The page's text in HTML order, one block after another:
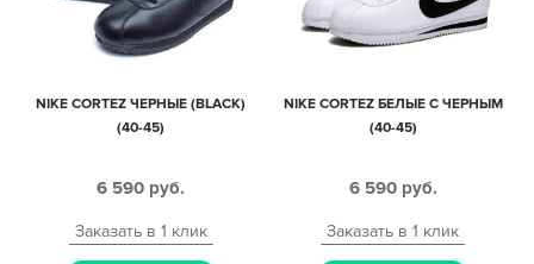
NIKE CORTEZ ЧЕРНЫЕ (BLACK)
(40-45)
6 590 руб.
Заказать в 1 клик
NIKE CORTEZ БЕЛЫЕ С ЧЕРНЫМ
(40-45)
6 590 руб.
Заказать в 1 клик